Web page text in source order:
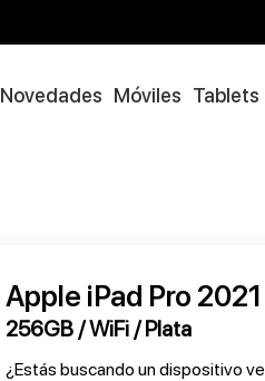
Novedades Móviles Tablets
Apple iPad Pro 2021
256GB / WiFi / Plata
¿Estás buscando un dispositivo